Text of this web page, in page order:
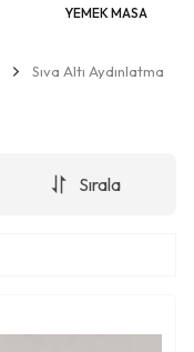
YEMEK MASA
Sıva Altı Aydınlatma
Sırala